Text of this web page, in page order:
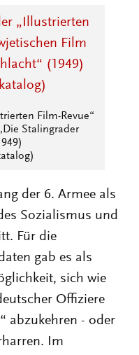
Film-Revue“
Stalingrader
der 6. Armee als
Sozialismus und
Für die
gab es als
sich wie
Offiziere
abzukehren - oder
Im